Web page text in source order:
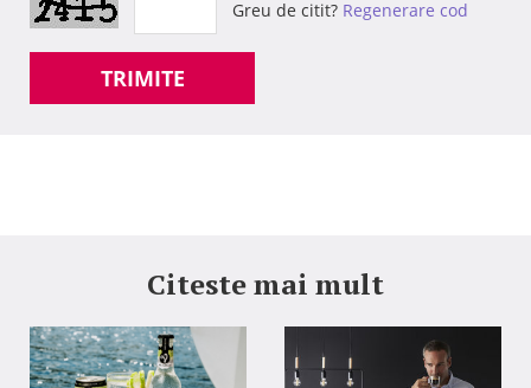
Greu de citit? Regenerare cod
TRIMITE
Citeste mai mult